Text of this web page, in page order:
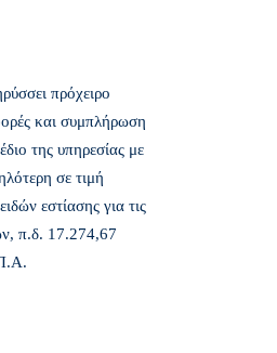
πρόχειρο
και συμπλήρωση
της υπηρεσίας με
σε τιμή
εστίασης για τις
π.δ. 17.274,67 